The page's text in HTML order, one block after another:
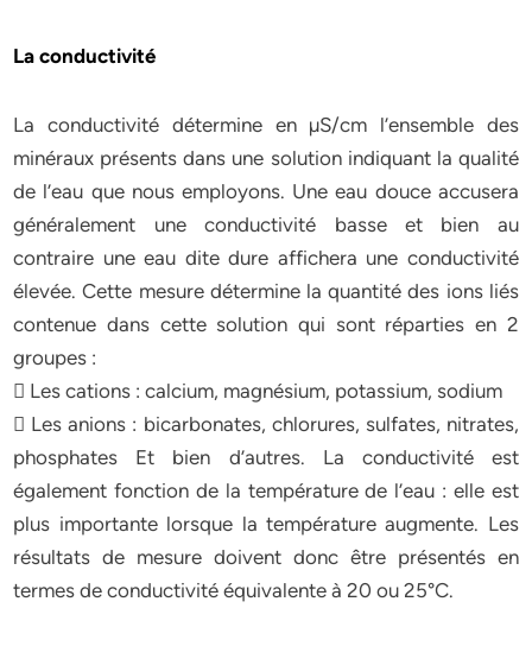
La conductivité
La conductivité détermine en µS/cm l’ensemble des
minéraux présents dans une solution indiquant la qualité
de l’eau que nous employons. Une eau douce accusera
généralement une conductivité basse et bien au
contraire une eau dite dure affichera une conductivité
élevée. Cette mesure détermine la quantité des ions liés
contenue dans cette solution qui sont réparties en 2
groupes :
 Les cations : calcium, magnésium, potassium, sodium
 Les anions : bicarbonates, chlorures, sulfates, nitrates,
phosphates Et bien d’autres. La conductivité est
également fonction de la température de l’eau : elle est
plus importante lorsque la température augmente. Les
résultats de mesure doivent donc être présentés en
termes de conductivité équivalente à 20 ou 25°C.